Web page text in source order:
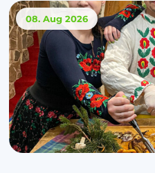
08. Aug 2026